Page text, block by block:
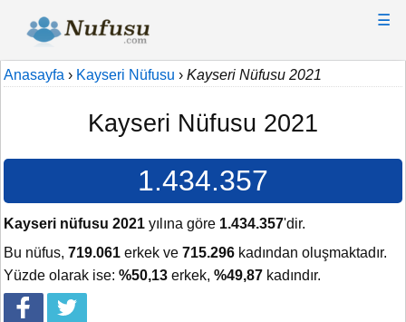
☰
Anasayfa › Kayseri Nüfusu › Kayseri Nüfusu 2021
Kayseri Nüfusu 2021
1.434.357
Kayseri nüfusu 2021 yılına göre 1.434.357'dir.
Bu nüfus, 719.061 erkek ve 715.296 kadından oluşmaktadır.
Yüzde olarak ise: %50,13 erkek, %49,87 kadındır.